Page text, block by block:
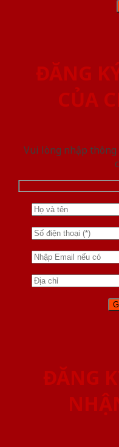
ĐĂNG
CỦA
Vui lòng nhập
ĐĂNG